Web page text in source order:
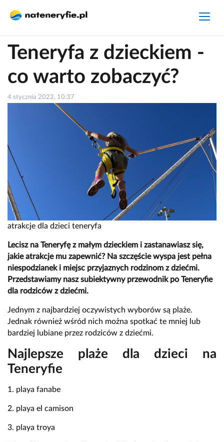
Teneryfa z dzieckiem -
co warto zobaczyć?
4 stycznia 2022, 10:37
atrakcje dla dzieci teneryfa
Lecisz na Teneryfę z małym dzieckiem i zastanawiasz się,
jakie atrakcje mu zapewnić? Na szczęście wyspa jest pełna
niespodzianek i miejsc przyjaznych rodzinom z dziećmi.
Przedstawiamy nasz subiektywny przewodnik po Teneryfie
dla rodziców z dziećmi.
Jednym z najbardziej oczywistych wyborów są plaże.
Jednak również wśród nich można spotkać te mniej lub
bardziej lubiane przez rodziców z dziećmi.
Najlepsze plaże dla dzieci na
Teneryfie
1. playa fanabe
2. playa el camison
3. playa troya